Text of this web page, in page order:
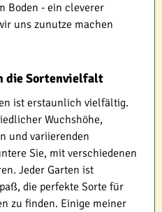
Boden - ein cleverer
uns zunutze machen
die Sortenvielfalt
ist erstaunlich vielfältig.
Wuchshöhe,
und variierenden
Sie, mit verschiedenen
Jeder Garten ist
die perfekte Sorte für
zu finden. Einige meiner